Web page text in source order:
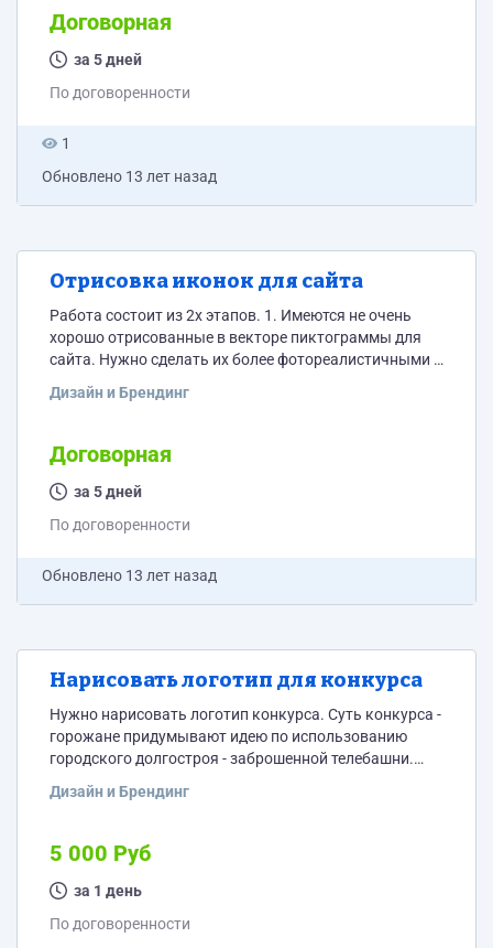
делать в дальнейшем по следующей схеме: Главная
Страны Турция Алания Стамбул Невшехир Франция
Тайланд О проекте Контакты 2. Когда заходишь на
Договорная
за 5 дней
По договоренности
1
Обновлено 13 лет назад
Отрисовка иконок для сайта
Работа состоит из 2х этапов. 1. Имеются не очень
хорошо отрисованные в векторе пиктограммы для
сайта. Нужно сделать их более фотореалистичными -
штук. Исходное состояние видно в приложенном
которых делался этот вектор и к которым его
максимально надоприблизить можно увидеть тут
www.uralbti.ru (в нижней половине страницы),
http://files.mail.ru/BDE6F5CAE09549B2A42A67748C432DB5
Дизайн и Брендинг
Договорная
за 5 дней
По договоренности
Обновлено 13 лет назад
Нарисовать логотип для конкурса
Нужно нарисовать логотип конкурса. Суть конкурса -
горожане придумывают идею по использованию
городского долгостроя - заброшенной телебашни.
символом города. Эскизы нужны сегодня, 22.04 в
варианты можно в течение 2-3 рабочих дней.
Дизайн и Брендинг
5 000 Руб
за 1 день
По договоренности